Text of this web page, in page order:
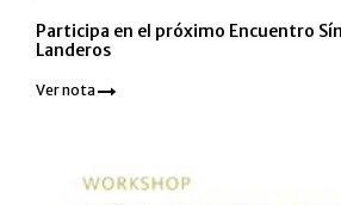
Participa en el próximo Encuentro
Landeros
Ver nota